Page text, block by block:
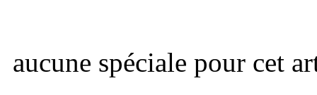
aucune spéciale pour cet